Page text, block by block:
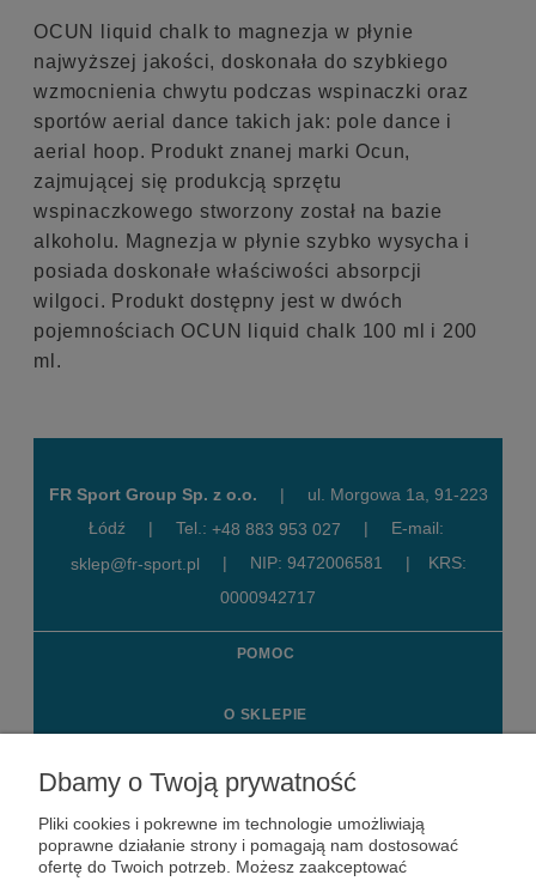
OCUN liquid chalk to magnezja w płynie
najwyższej jakości, doskonała do szybkiego
wzmocnienia chwytu podczas wspinaczki oraz
sportów aerial dance takich jak: pole dance i
aerial hoop. Produkt znanej marki Ocun,
zajmującej się produkcją sprzętu
wspinaczkowego stworzony został na bazie
alkoholu. Magnezja w płynie szybko wysycha i
posiada doskonałe właściwości absorpcji
wilgoci. Produkt dostępny jest w dwóch
pojemnościach OCUN liquid chalk 100 ml i 200
ml.
FR Sport Group Sp. z o.o. |
ul. Morgowa 1a, 91-223
Łódź
| Tel.: +48 883 953 027 |
E-mail:
sklep@fr-sport.pl
| NIP: 9472006581 |
KRS:
0000942717
POMOC
O SKLEPIE
MOJE KONTO
KONTAKT
Dbamy o Twoją prywatność
Pliki cookies i pokrewne im technologie umożliwiają
poprawne działanie strony i pomagają nam dostosować
ofertę do Twoich potrzeb. Możesz zaakceptować